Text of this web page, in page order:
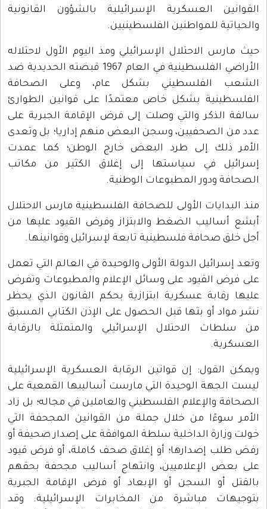
القوانين العسكرية الإسرائيلية بالشؤون القانونية
والحياتية للمواطنين الفلسطينيين.
حيث مارس الاحتلال الإسرائيلي ومذ اليوم الأول لاحتلاله
الأراضي الفلسطينية في العام 1967 قبضته الحديدية ضد
الشعب الفلسطيني بشكل عام، وعلى الصحافة
الفلسطينية بشكل خاص معتمدًا على قوانين الطوارئ
سالفة الذكر والتي وصلت إلى فرض الإقامة الجبرية على
عدد من الصحفيين، وسجن البعض منهم إداريا؛ بل وتعدى
الأمر ذلك إلى طرد البعض خارج الوطن؛ كما عمدت
إسرائيل في سياستها إلى إغلاق الكثير من مكاتب
الصحافة ودور المطبوعات الوطنية.
منذ البدايات الأولى للصحافة الفلسطينية مارس الاحتلال
أبشع أساليب الضغط والابتزاز وفرض القيود عليها من
أجل خلق صحافة فلسطينية تابعة لإسرائيل وقوانينها.
وتعد إسرائيل الدولة الأولى والوحيدة في العالم التي تعمل
على فرض القيود على وسائل الإعلام والمطبوعات وتفرض
عليها رقابة عسكرية ابتزازية بحكم القانون الذي يحظر
نشر مواد أو بثها قبل الحصول على الإذن الكتابي المسبق
من سلطات الاحتلال الإسرائيلي والمتمثلة بالرقابة
العسكرية.
ويمكن القول: إن قوانين الرقابة العسكرية الإسرائيلية
ليست الجهة الوحيدة التي مارست أساليبها القمعية على
الصحافة والإعلام الفلسطيني والعاملين في مجاله؛ بل زاد
الأمر سوءًا من خلال جملة من القوانين المجحفة التي
خولت وزارة الداخلية سلطة الموافقة على إصدار صحيفة أو
رفض طلب إصدارها؛ أو إغلاق صحف كاملة، أو فرض قيود
على بعض الإعلاميين، وانتهاج أساليب مجحفة بحقهم
بالقتل أو السجن أو الإبعاد أو فرض الإقامة الجبرية
بتوجيهات مباشرة من المخابرات الإسرائيلية. وقد